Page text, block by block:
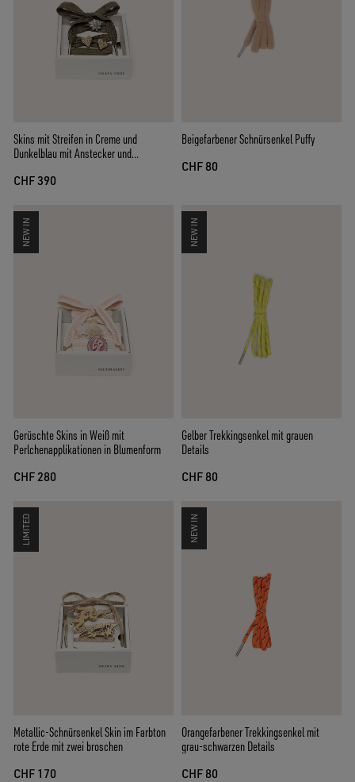
Skins mit Streifen in Creme und
Dunkelblau mit Anstecker und
CHF 390
Beigefarbener Schnürsenkel Puffy
CHF 80
NEW IN
Gerüschte Skins in Weiß mit
Perlchenapplikationen in Blumenform
CHF 280
NEW IN
Gelber Trekkingsenkel mit grauen
Details
CHF 80
LIMITED
Metallic-Schnürsenkel Skin im Farbton
rote Erde mit zwei broschen
CHF 170
NEW IN
Orangefarbener Trekkingsenkel mit
grau-schwarzen Details
CHF 80